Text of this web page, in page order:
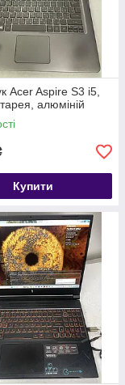
Acer Aspire S3 i5,
алюміній
Купити